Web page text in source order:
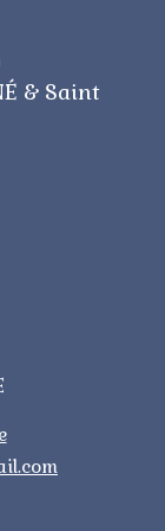
& Saint